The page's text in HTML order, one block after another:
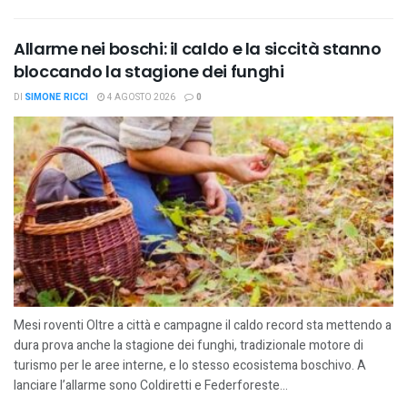
Allarme nei boschi: il caldo e la siccità stanno
bloccando la stagione dei funghi
DI SIMONE RICCI 4 AGOSTO 2026 0
Mesi roventi Oltre a città e campagne il caldo record sta mettendo a
dura prova anche la stagione dei funghi, tradizionale motore di
turismo per le aree interne, e lo stesso ecosistema boschivo. A
lanciare l’allarme sono Coldiretti e Federforeste...